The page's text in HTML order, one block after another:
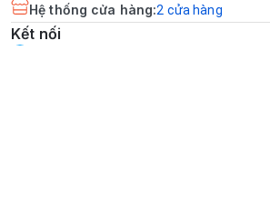
Hệ thống cửa hàng:2 cửa hàng
Kết nối